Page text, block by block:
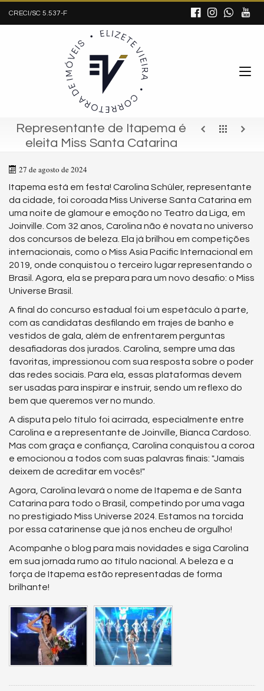
CRECI/SC 5.537-F
Representante de Itapema é
eleita Miss Santa Catarina
27 de agosto de 2024
Itapema está em festa! Carolina Schüler, representante
da cidade, foi coroada Miss Universe Santa Catarina em
uma noite de glamour e emoção no Teatro da Liga, em
Joinville. Com 32 anos, Carolina não é novata no universo
dos concursos de beleza. Ela já brilhou em competições
internacionais, como o Miss Asia Pacific Internacional em
2019, onde conquistou o terceiro lugar representando o
Brasil. Agora, ela se prepara para um novo desafio: o Miss
Universe Brasil.
A final do concurso estadual foi um espetáculo à parte,
com as candidatas desfilando em trajes de banho e
vestidos de gala, além de enfrentarem perguntas
desafiadoras dos jurados. Carolina, sempre uma das
favoritas, impressionou com sua resposta sobre o poder
das redes sociais. Para ela, essas plataformas devem
ser usadas para inspirar e instruir, sendo um reflexo do
bem que queremos ver no mundo.
A disputa pelo título foi acirrada, especialmente entre
Carolina e a representante de Joinville, Bianca Cardoso.
Mas com graça e confiança, Carolina conquistou a coroa
e emocionou a todos com suas palavras finais: "Jamais
deixem de acreditar em vocês!"
Agora, Carolina levará o nome de Itapema e de Santa
Catarina para todo o Brasil, competindo por uma vaga
no prestigiado Miss Universe 2024. Estamos na torcida
por essa catarinense que já nos encheu de orgulho!
Acompanhe o blog para mais novidades e siga Carolina
em sua jornada rumo ao título nacional. A beleza e a
força de Itapema estão representadas de forma
brilhante!